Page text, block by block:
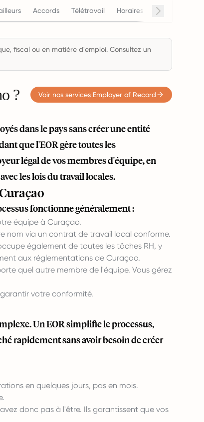
Accords Télétravail Horaires de travail
fiscal ou en matière d'emploi. Consultez un
? Voir nos services Employer of Record
dans le pays sans créer une entité
que l'EOR gère toutes les
légal de vos membres d'équipe, en
les lois du travail locales.
fonctionne généralement :
équipe à Curaçao.
nom via un contrat de travail local conforme.
également de toutes les tâches RH, y
aux réglementations de Curaçao.
quel autre membre de l'équipe. Vous gérez
votre conformité.
Un EOR simplifie le processus,
rapidement sans avoir besoin de créer
en quelques jours, pas en mois.
donc pas à l'être. Ils garantissent que vos